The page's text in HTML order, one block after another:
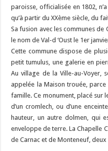
paroisse, officialisée en 1802,
qu’à partir du XXème siècle, du
Sa fusion avec les communes de
le nom de Val-d ‘Oust le 1er
Cette commune dispose de
petit tumulus, une galerie en
Au village de la Ville-au-Voyer,
appelée la Maison trouée,
famille. Ce monument, placé sur
d’un cromlech, ou d’une
hauteur, un autre dolmen, qui
enveloppe de terre. La Chapelle
de Carnac et de Monteneuf,